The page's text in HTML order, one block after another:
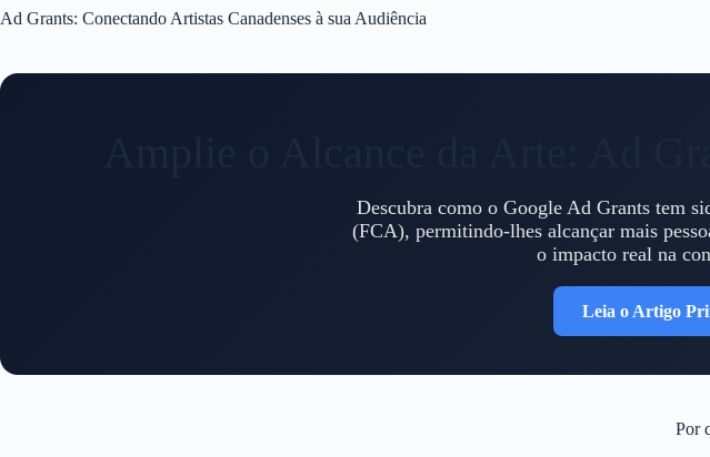
Ad Grants: Conectando Artistas Canadenses à sua Audiência
Descubra como o Google Ad Grants tem
(FCA), permitindo-lhes alcançar mais
o impacto real na
Leia o Artigo
Por